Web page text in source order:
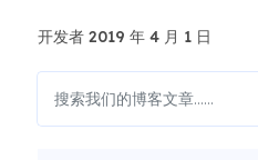
开发者 2019 年 4 月 1 日